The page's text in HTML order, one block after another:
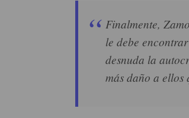
Finalmente,
le debe
desnuda la
más daño a